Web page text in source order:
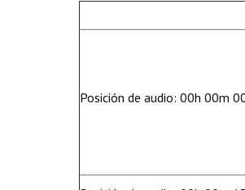
Posición de audio: 00h 00m